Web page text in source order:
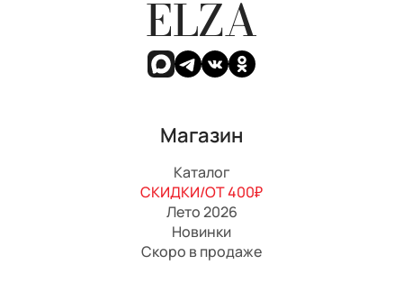
ELZA
Магазин
Каталог
СКИДКИ/ОТ 400₽
Лето 2026
Новинки
Скоро в продаже